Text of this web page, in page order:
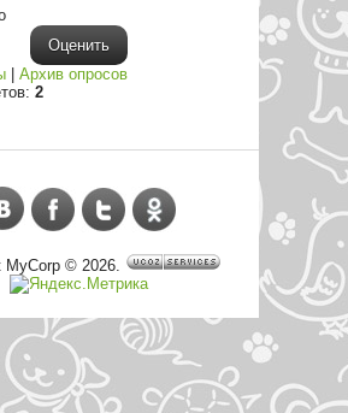
Архив опросов
2
MyCorp © 2026